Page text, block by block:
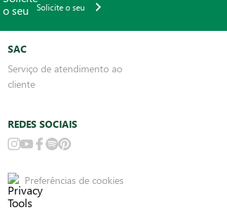
Solicite o seu
SAC
Serviço de atendimento ao
cliente
REDES SOCIAIS
Preferências de cookies